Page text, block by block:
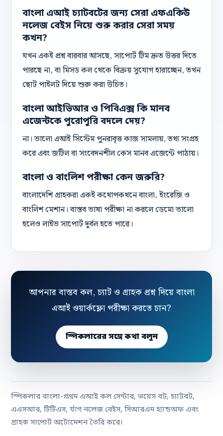
বাংলা এআই চ্যাটবটের জন্য সেরা এফএকিউ
নলেজ বেইস নিয়ে শুরু করার সেরা সময়
কখন?
যখন একই প্রশ্ন বারবার আসছে, সাপোর্ট টিম দ্রুত উত্তর দিতে
পারছে না, বা মিসড কল থেকে বিক্রয় সুযোগ হারাচ্ছেন, তখন
ছোট পাইলট দিয়ে শুরু করা উচিত।
বাংলা আইভিআর ও পিবিএক্স কি মানব
এজেন্টকে পুরোপুরি বদলে দেয়?
না। ভালো এআই সিস্টেম পুনরাবৃত্ত কাজ সামলায়, তথ্য সংগ্রহ
করে এবং জটিল বা সংবেদনশীল কেস মানব এজেন্টে পাঠায়।
বাংলা ও বাংলিশ পরীক্ষা কেন জরুরি?
বাংলাদেশি গ্রাহকরা একই কথোপকথনে বাংলা, ইংরেজি ও
বাংলিশ মেশান। বাস্তব ভাষা পরীক্ষা না করলে ডেমো ভালো
হলেও লাইভ সাপোর্ট দুর্বল হতে পারে।
আপনার বাস্তব কল, চ্যাট ও গ্রাহক প্রশ্ন দিয়ে বাংলা
এআই ওয়ার্কফ্লো পরীক্ষা করতে চান?
স্পিকলারের সঙ্গে কথা বলুন
স্পিকলার বাংলা-প্রথম এআই কল সেন্টার, ভয়েস বট, চ্যাটবট,
এএসআর, টিটিএস, র্যাগ নলেজ বেইস, সিআরএম হ্যান্ডঅফ এবং
গ্রাহক সাপোর্ট অটোমেশন তৈরি করে।